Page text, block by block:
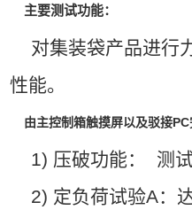
主要测试功能：
对集装袋产品进行
性能。
由主控制箱触摸屏以及驳接PC
1) 压破功能： 测试
2) 定负荷试验A：